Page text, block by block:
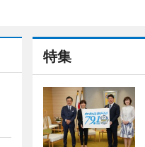
特集